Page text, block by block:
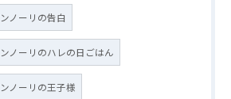
ノーリの告白
ノーリのハレの日ごはん
ノーリの王子様